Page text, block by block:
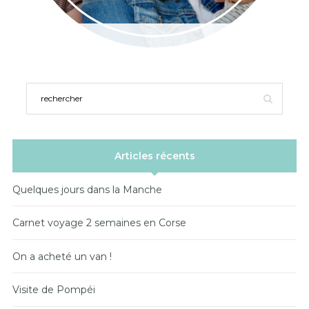
Articles récents
Quelques jours dans la Manche
Carnet voyage 2 semaines en Corse
On a acheté un van !
Visite de Pompéi